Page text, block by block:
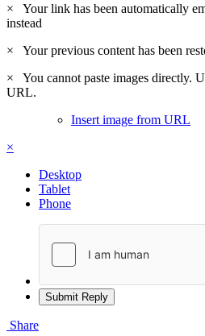
×
Your link has been automatically
instead
×
Your previous content has been
×
You cannot paste images directly.
URL.
Insert image from URL
×
Desktop
Tablet
Phone
Submit Reply
Share